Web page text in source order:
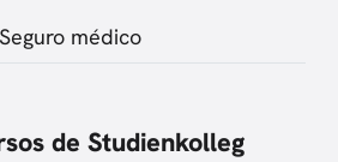
Seguro médico
de Studienkolleg